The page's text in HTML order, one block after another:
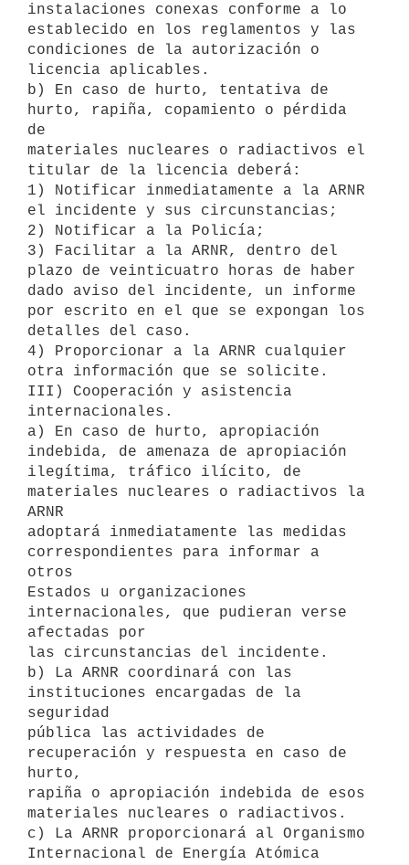
instalaciones conexas conforme a lo
establecido en los reglamentos y las
condiciones de la autorización o
licencia aplicables.
b) En caso de hurto, tentativa de
hurto, rapiña, copamiento o pérdida
de
materiales nucleares o radiactivos el
titular de la licencia deberá:
1) Notificar inmediatamente a la ARNR
el incidente y sus circunstancias;
2) Notificar a la Policía;
3) Facilitar a la ARNR, dentro del
plazo de veinticuatro horas de haber
dado aviso del incidente, un informe
por escrito en el que se expongan los
detalles del caso.
4) Proporcionar a la ARNR cualquier
otra información que se solicite.
III) Cooperación y asistencia
internacionales.
a) En caso de hurto, apropiación
indebida, de amenaza de apropiación
ilegítima, tráfico ilícito, de
materiales nucleares o radiactivos la
ARNR
adoptará inmediatamente las medidas
correspondientes para informar a
otros
Estados u organizaciones
internacionales, que pudieran verse
afectadas por
las circunstancias del incidente.
b) La ARNR coordinará con las
instituciones encargadas de la
seguridad
pública las actividades de
recuperación y respuesta en caso de
hurto,
rapiña o apropiación indebida de esos
materiales nucleares o radiactivos.
c) La ARNR proporcionará al Organismo
Internacional de Energía Atómica